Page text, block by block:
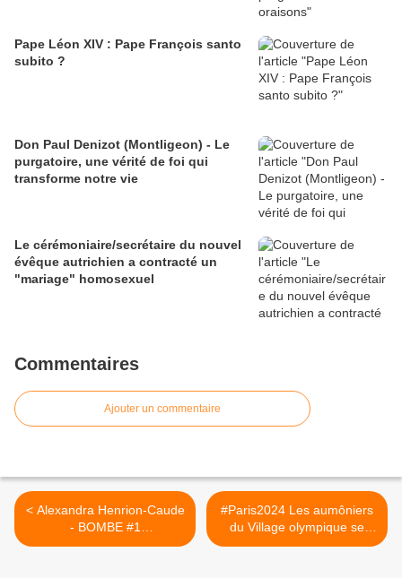
Pape Léon XIV : Pape François santo
subito ?
Don Paul Denizot (Montligeon) - Le
purgatoire, une vérité de foi qui
transforme notre vie
Le cérémoniaire/secrétaire du nouvel
évêque autrichien a contracté un
"mariage" homosexuel
Commentaires
Ajouter un commentaire
< Alexandra Henrion-Caude
- BOMBE #1
L'infranchissable franchi par
#Paris2024 Les aumôniers
du Village olympique se
préparent à accueillir les